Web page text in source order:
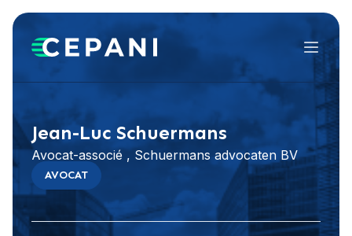
Menu
Jean-Luc Schuermans
Avocat-associé , Schuermans advocaten BV
AVOCAT